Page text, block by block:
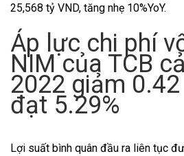
25,568 tỷ VND, tăng nhẹ 10%YoY.
Áp lực chi phí
NIM của TCB
2022 giảm
đạt 5.29%
Lợi suất bình quân đầu ra liên tục